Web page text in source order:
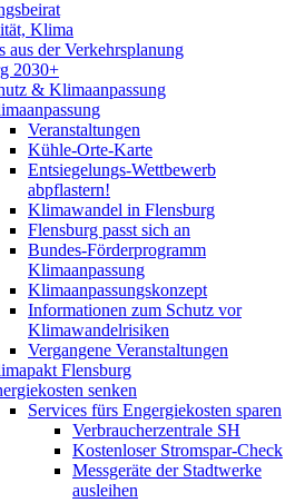
Klima
aus der Verkehrsplanung
2030+
& Klimaanpassung
Veranstaltungen
Kühle-Orte-Karte
Entsiegelungs-Wettbewerb
abpflastern!
Klimawandel in Flensburg
Flensburg passt sich an
Bundes-Förderprogramm
Klimaanpassung
Klimaanpassungskonzept
Informationen zum Schutz vor
Klimawandelrisiken
Vergangene Veranstaltungen
Flensburg
senken
Services fürs Engergiekosten sparen
Verbraucherzentrale SH
Kostenloser Stromspar-Check
Messgeräte der Stadtwerke
ausleihen